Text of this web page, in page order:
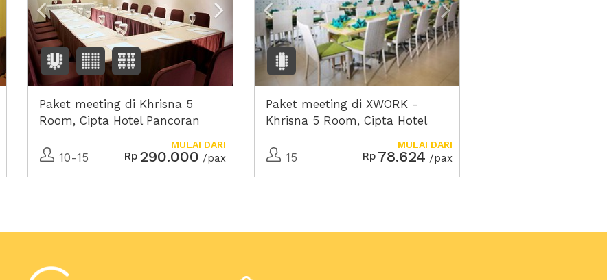
Paket meeting di Khrisna 5
Room, Cipta Hotel Pancoran
10-15 Rp 290.000 /pax
MULAI DARI
Paket meeting di XWORK -
Khrisna 5 Room, Cipta Hotel
15
Rp 78.624 /pax
MULAI DARI